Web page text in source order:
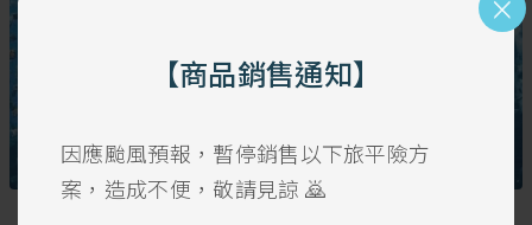
【商品銷售通知】
因應颱風預報，暫停銷售以下旅平險方
案，造成不便，敬請見諒 🙇